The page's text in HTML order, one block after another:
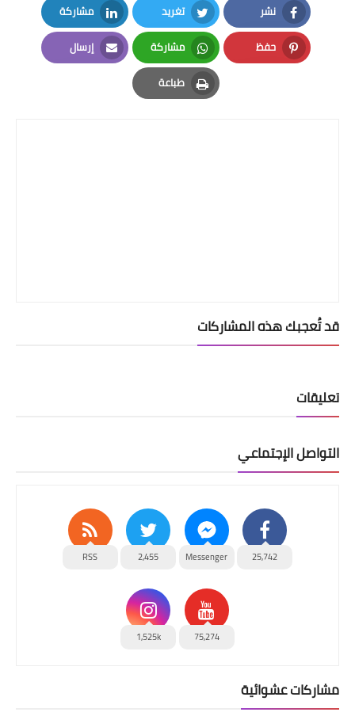
نشر
Facebook
تغريد
Twitter
مشاركة
LinkedIn
حفظ
Pinterest
مشاركة
Whatsapp
إرسال
Email
طباعة
Print
قد تُعجبك هذه المشاركات
تعليقات
التواصل الإجتماعي
25,742
Messenger
2,455
RSS
75,274
1,525k
مشاركات عشوائية